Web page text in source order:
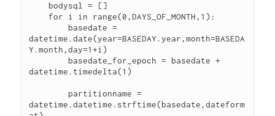
datetime.date(year=BASEDAY.year,month=BASEDA
Y.month,day=1+i)
datetime.timedelta(1)
datetime.datetime.strftime(basedate,dateform